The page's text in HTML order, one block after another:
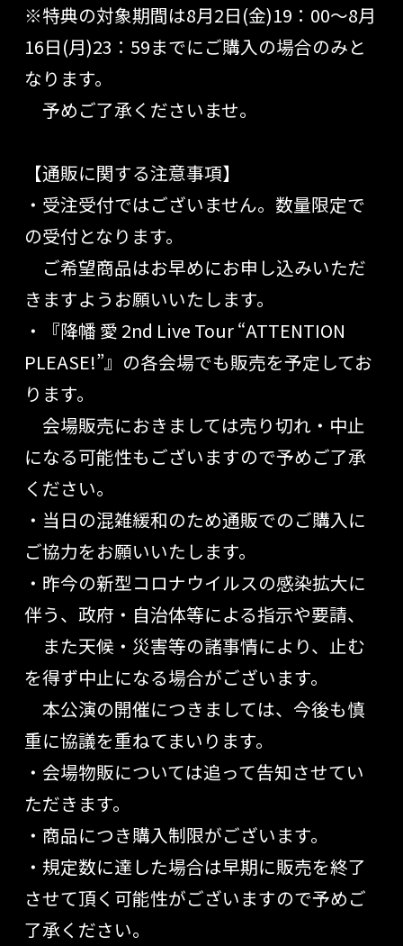
※特典の対象期間は8月2日(金)19：00～8月
16日(月)23：59までにご購入の場合のみと
なります。
予めご了承くださいませ。
【通販に関する注意事項】
・受注受付ではございません。数量限定で
の受付となります。
ご希望商品はお早めにお申し込みいただ
きますようお願いいたします。
・『降幡 愛 2nd Live Tour “ATTENTION
PLEASE!”』の各会場でも販売を予定してお
ります。
会場販売におきま しては売り切れ・中止
になる可能性もございますので予めご了承
ください。
・当日の混雑緩和のため通販でのご購入に
ご協力をお願いいたします。
・昨今の新型コロナウイルスの感染拡大に
伴う、政府・自治体等による指示や要請、
また天候・災害等の諸事情により、止む
を得ず中止になる場合がございます。
本公演の開催につきましては、今後も慎
重に協議を重ねてまいります。
・会場物販については追って告知させてい
ただきます。
・商品につき購入制限がございます。
・規定数に達した場合は早期に販売を終了
させて頂く可能性がございますので予めご
了承ください。